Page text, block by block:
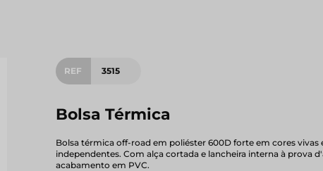
REF 3515
Bolsa Térmica
Bolsa térmica off-road em poliéster 600D forte em cores
independentes. Com alça cortada e lancheira interna à prova
acabamento em PVC.